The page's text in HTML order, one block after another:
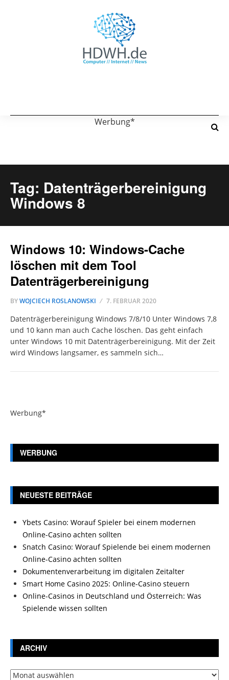
Werbung*
Tag: Datenträgerbereinigung
Windows 8
Windows 10: Windows-Cache
löschen mit dem Tool
Datenträgerbereinigung
BYWOJCIECH ROSLANOWSKI 7. FEBRUAR 2020
Datenträgerbereinigung Windows 7/8/10 Unter Windows 7,8
und 10 kann man auch Cache löschen. Das geht einfach
unter Windows 10 mit Datenträgerbereinigung. Mit der Zeit
wird Windows langsamer, es sammeln sich…
Werbung*
WERBUNG
NEUESTE BEITRÄGE
Ybets Casino: Worauf Spieler bei einem modernen
Online-Casino achten sollten
Snatch Casino: Worauf Spielende bei einem modernen
Online-Casino achten sollten
Dokumentenverarbeitung im digitalen Zeitalter
Smart Home Casino 2025: Online-Casino steuern
Online-Casinos in Deutschland und Österreich: Was
Spielende wissen sollten
ARCHIV
Archiv